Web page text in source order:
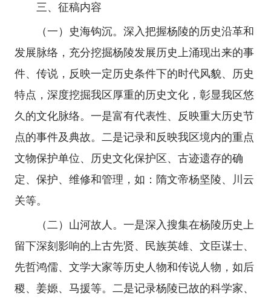
三、征稿内容
（一）史海钩沉。深入把握杨陵的历史沿革和
发展脉络，充分挖掘杨陵发展历史上涌现出来的事
件、传说，反映一定历史条件下的时代风貌、历史
特点，深度挖掘我区厚重的历史文化，彰显我区悠
久的文化脉络。一是富有代表性、反映重大历史节
点的事件及典故。二是记录和反映我区境内的重点
文物保护单位、历史文化保护区、古迹遗存的确
定、保护、维修和管理，如：隋文帝杨坚陵、川云
关等。
（二）山河故人。一是深入搜集在杨陵历史上
留下深刻影响的上古先贤、民族英雄、文臣谋士、
先哲鸿儒、文学大家等历史人物和传说人物，如后
稷、姜嫄、马援等。二是记录杨陵已故的科学家、